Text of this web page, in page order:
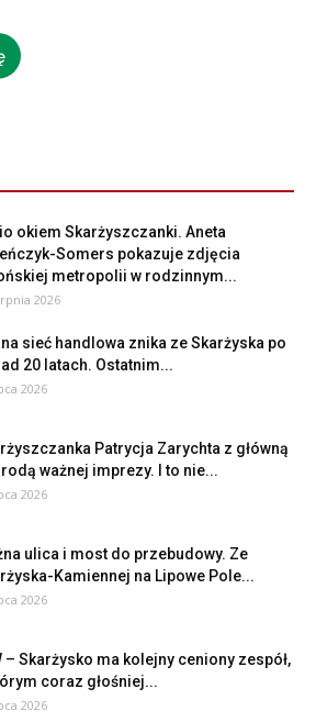
okiem Skarżyszczanki. Aneta
Somers pokazuje zdjęcia
metropolii w rodzinnym...
2026
sieć handlowa znika ze Skarżyska po
20 latach. Ostatnim...
2026
Patrycja Zarychta z główną
ważnej imprezy. I to nie...
2026
ulica i most do przebudowy. Ze
Kamiennej na Lipowe Pole...
2026
– Skarżysko ma kolejny ceniony zespół,
coraz głośniej...
2026